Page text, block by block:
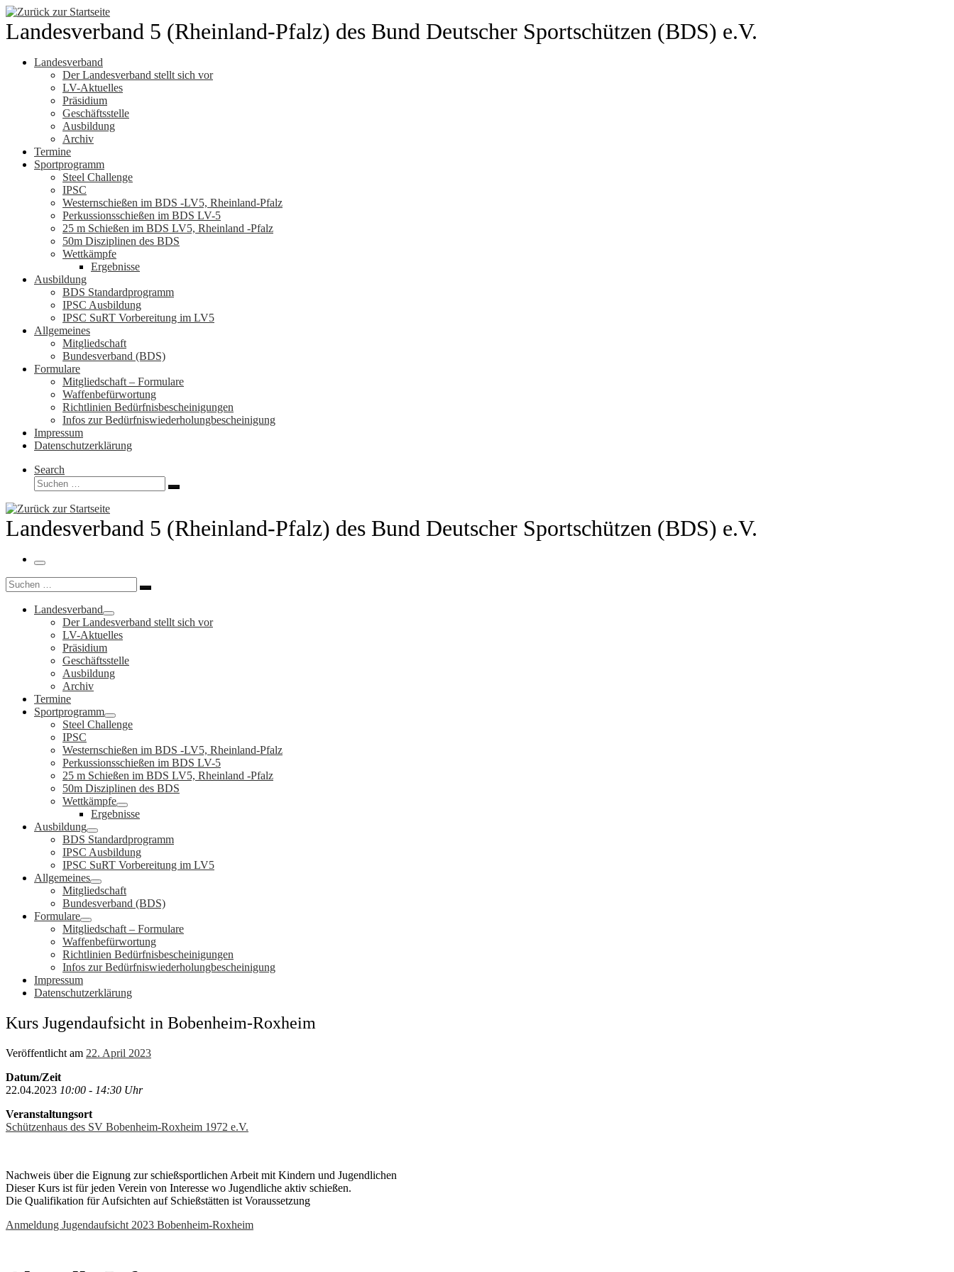
Zum
Inhalt
springen
Landesverband 5 (Rheinland-Pfalz) des Bund Deutscher Sportschützen (BDS) e.V.
Landesverband
Der Landesverband stellt sich vor
LV-Aktuelles
Präsidium
Geschäftsstelle
Ausbildung
Archiv
Termine
Sportprogramm
Steel Challenge
IPSC
Westernschießen im BDS -LV5, Rheinland-Pfalz
Perkussionsschießen im BDS LV-5
25 m Schießen im BDS LV5, Rheinland -Pfalz
50m Disziplinen des BDS
Wettkämpfe
Ergebnisse
Ausbildung
BDS Standardprogramm
IPSC Ausbildung
IPSC SuRT Vorbereitung im LV5
Allgemeines
Mitgliedschaft
Bundesverband (BDS)
Formulare
Mitgliedschaft – Formulare
Waffenbefürwortung
Richtlinien Bedürfnisbescheinigungen
Infos zur Bedürfniswiederholungbescheinigung
Impressum
Datenschutzerklärung
Search
Suche
Suchen …
Landesverband 5 (Rheinland-Pfalz) des Bund Deutscher Sportschützen (BDS) e.V.
Menü
Suche
Suchen …
Landesverband
Der Landesverband stellt sich vor
LV-Aktuelles
Präsidium
Geschäftsstelle
Ausbildung
Archiv
Termine
Sportprogramm
Steel Challenge
IPSC
Westernschießen im BDS -LV5, Rheinland-Pfalz
Perkussionsschießen im BDS LV-5
25 m Schießen im BDS LV5, Rheinland -Pfalz
50m Disziplinen des BDS
Wettkämpfe
Ergebnisse
Ausbildung
BDS Standardprogramm
IPSC Ausbildung
IPSC SuRT Vorbereitung im LV5
Allgemeines
Mitgliedschaft
Bundesverband (BDS)
Formulare
Mitgliedschaft – Formulare
Waffenbefürwortung
Richtlinien Bedürfnisbescheinigungen
Infos zur Bedürfniswiederholungbescheinigung
Impressum
Datenschutzerklärung
Kurs Jugendaufsicht in Bobenheim-Roxheim
Veröffentlicht am 22. April 2023
Datum/Zeit
22.04.2023 10:00 - 14:30 Uhr
Veranstaltungsort
Schützenhaus des SV Bobenheim-Roxheim 1972 e.V.
Nachweis über die Eignung zur schießsportlichen Arbeit mit Kindern und Jugendlichen
Dieser Kurs ist für jeden Verein von Interesse wo Jugendliche aktiv schießen.
Die Qualifikation für Aufsichten auf Schießstätten ist Voraussetzung
Anmeldung Jugendaufsicht 2023 Bobenheim-Roxheim